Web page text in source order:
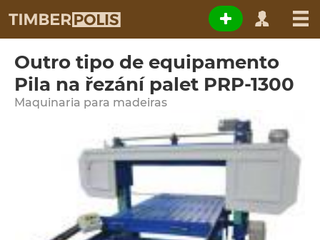
Outro tipo de equipamento
Pila na řezání palet PRP-1300
Maquinaria para madeiras